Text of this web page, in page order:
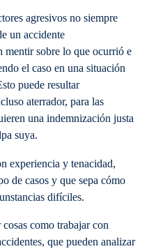
agresivos no siempre
un accidente
sobre lo que ocurrió e
el caso en una situación
puede resultar
aterrador, para las
una indemnización justa
suya.
experiencia y tenacidad,
de casos y que sepa cómo
difíciles.
como trabajar con
que pueden analizar